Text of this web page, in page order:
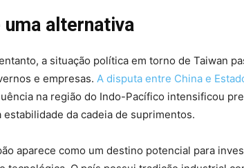
uma alternativa
a situação política em torno de Taiwan
e empresas. A disputa entre China e
na região do Indo-Pacífico intensificou
da cadeia de suprimentos.
aparece como um destino potencial para